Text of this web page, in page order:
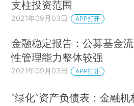
支柱投资范围
2021年09月03日 APP打开
金融稳定报告：公募基金
性管理能力整体较强
2021年09月03日 APP打开
“绿化”资产负债表：金融